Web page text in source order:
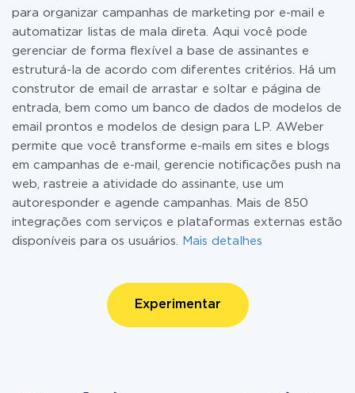
para organizar campanhas de marketing por e-mail e
automatizar listas de mala direta. Aqui você pode
gerenciar de forma flexível a base de assinantes e
estruturá-la de acordo com diferentes critérios. Há um
construtor de email de arrastar e soltar e página de
entrada, bem como um banco de dados de modelos de
email prontos e modelos de design para LP. AWeber
permite que você transforme e-mails em sites e blogs
em campanhas de e-mail, gerencie notificações push na
web, rastreie a atividade do assinante, use um
autoresponder e agende campanhas. Mais de 850
integrações com serviços e plataformas externas estão
disponíveis para os usuários.
Mais detalhes
Experimentar